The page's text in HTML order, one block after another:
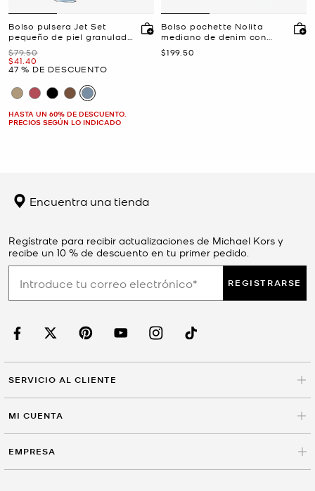
Bolso pulsera Jet Set
pequeño de piel granulada
con tarjetero
Era
$79.50
Ahora
$41.40
47 % DE DESCUENTO
HASTA UN 60% DE DESCUENTO.
PRECIOS SEGÚN LO INDICADO
Bolso pochette Nolita
mediano de denim con
estampado del logotipo
exclusivo y cadena
Ahora
$199.50
Encuentra una tienda
Regístrate para recibir actualizaciones de Michael Kors y
recibe un 10 % de descuento en tu primer pedido.
REGISTRARSE
SERVICIO AL CLIENTE
MI CUENTA
EMPRESA